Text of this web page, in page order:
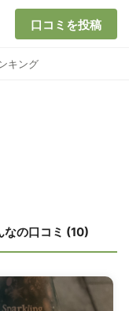
口コミを投稿
キング
なの口コミ (10)